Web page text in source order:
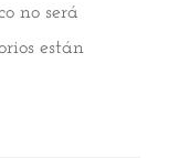
no será
están